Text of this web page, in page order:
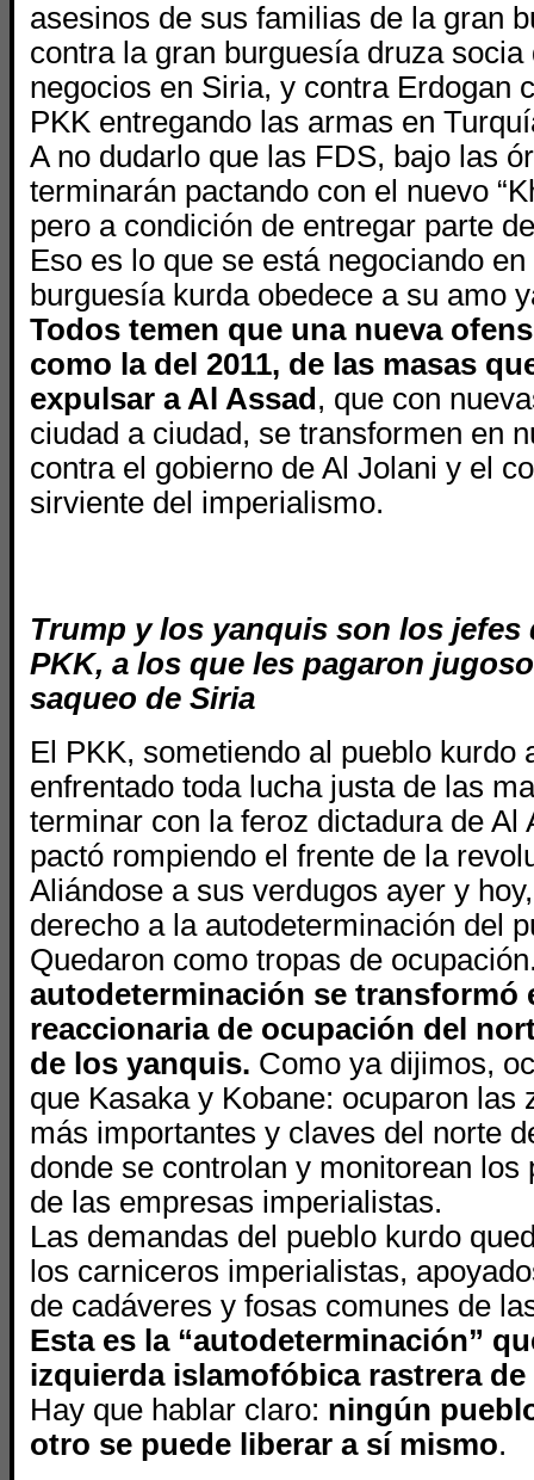
asesinos de sus familias de la gran
contra la gran burguesía druza
negocios en Siria, y contra Erdogan
PKK entregando las armas en
A no dudarlo que las FDS, bajo las
terminarán pactando con el nuevo
pero a condición de entregar parte
Eso es lo que se está negociando
burguesía kurda obedece a su amo
Todos temen que una nueva
como la del 2011, de las masas
expulsar a Al Assad , que con
ciudad a ciudad, se transformen en
contra el gobierno de Al Jolani y el
sirviente del imperialismo.
Trump y los yanquis son los jefes
PKK, a los que les pagaron
saqueo de Siria
El PKK, sometiendo al pueblo kurdo
enfrentado toda lucha justa de las
terminar con la feroz dictadura de Al
pactó rompiendo el frente de la
Aliándose a sus verdugos ayer y
derecho a la autodeterminación del
Quedaron como tropas de
autodeterminación se transformó
reaccionaria de ocupación del
de los yanquis. Como ya dijimos,
que Kasaka y Kobane: ocuparon las
más importantes y claves del norte
donde se controlan y monitorean los
de las empresas imperialistas.
Las demandas del pueblo kurdo
los carniceros imperialistas,
de cadáveres y fosas comunes de
Esta es la “autodeterminación”
izquierda islamofóbica rastrera
Hay que hablar claro: ningún
otro se puede liberar a sí mismo.